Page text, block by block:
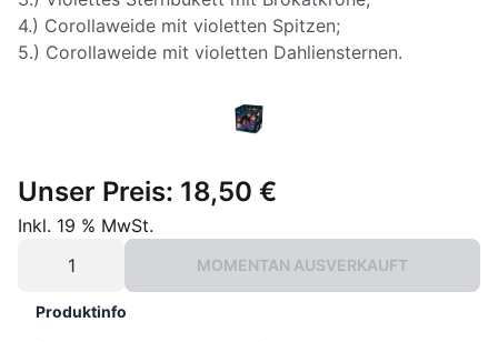
4.) Corollaweide mit violetten Spitzen;
5.) Corollaweide mit violetten Dahliensternen.
Unser Preis: 18,50 €
Inkl. 19 % MwSt.
MOMENTAN AUSVERKAUFT
Produktinfo